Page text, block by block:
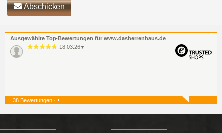
Abschicken
Ausgewählte Top-Bewertungen für www.dasherrenhaus.de
18.03.26 ▼
▼
38 Bewertungen